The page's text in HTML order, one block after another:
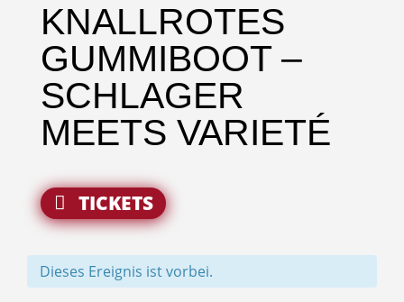
KNALLROTES
GUMMIBOOT –
SCHLAGER
MEETS VARIETÉ
TICKETS
Dieses Ereignis ist vorbei.